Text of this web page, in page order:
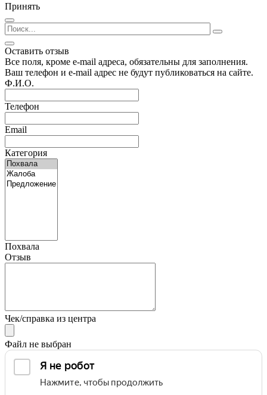
Принять
Оставить отзыв
Все поля, кроме e-mail адреса, обязательны для заполнения.
Ваш телефон и e-mail адрес не будут публиковаться на сайте.
Ф.И.О.
Телефон
Email
Категория
Похвала
Отзыв
Чек/справка из центра
Файл не выбран